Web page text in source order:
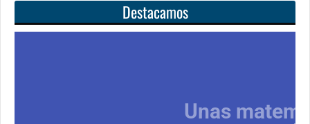
Destacamos
Unas matemáticas